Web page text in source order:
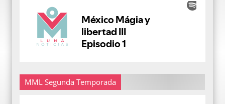
MML Segunda Temporada